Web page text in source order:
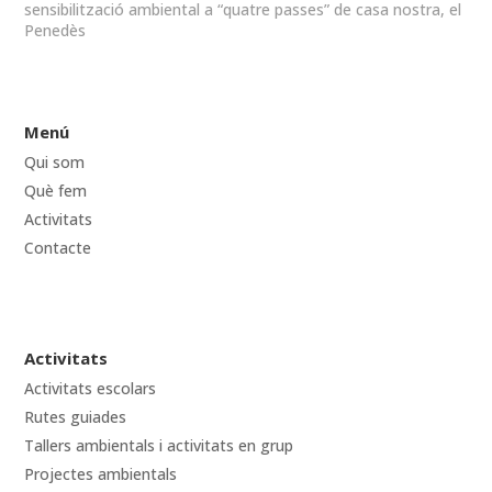
sensibilització ambiental a “quatre passes” de casa nostra, el
Penedès
Menú
Qui som
Què fem
Activitats
Contacte
Activitats
Activitats escolars
Rutes guiades
Tallers ambientals i activitats en grup
Projectes ambientals